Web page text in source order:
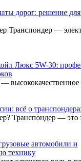
дорог: решение
Транспондер —
Люкс 5W-30:
высококачественное
всё о
Транспондер — это
автомобили и
технику